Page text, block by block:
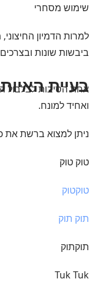
שימוש מסחרי
למרות הדמיון
ביבשות שונות ובצרכים
בעיית
אחת הסיבות לבלבול
ואחיד למונח.
ניתן למצוא ברשת את
טוק טוק
טוקטוק
תוק תוק
תוקתוק
Tuk Tuk